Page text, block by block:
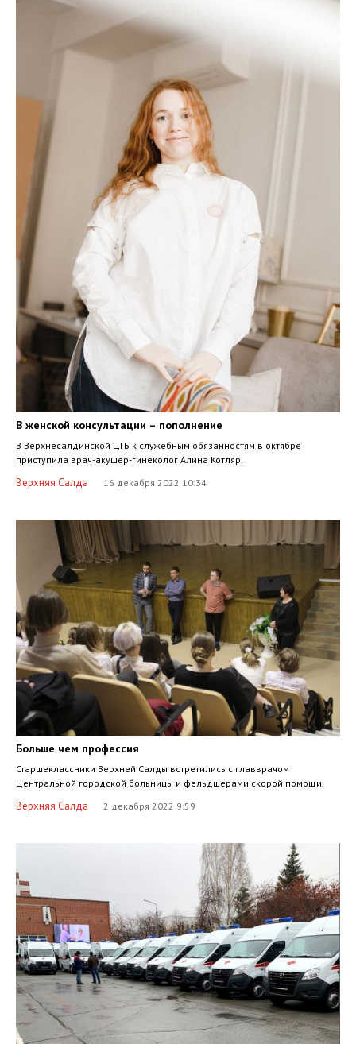
В женской консультации – пополнение
В Верхнесалдинской ЦГБ к служебным обязанностям в октябре
приступила врач-акушер-гинеколог Алина Котляр.
Верхняя Салда 16 декабря 2022 10:34
Больше чем профессия
Старшеклассники Верхней Салды встретились с главврачом
Центральной городской больницы и фельдшерами скорой помощи.
Верхняя Салда 2 декабря 2022 9:59